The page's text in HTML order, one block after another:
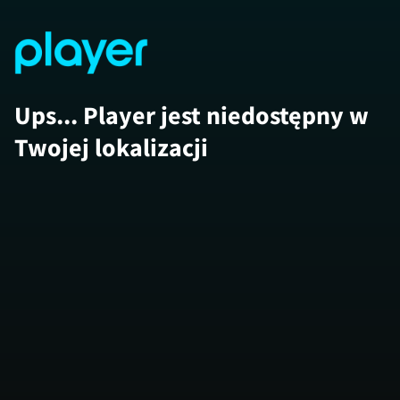
Ups... Player jest niedostępny w
Twojej lokalizacji